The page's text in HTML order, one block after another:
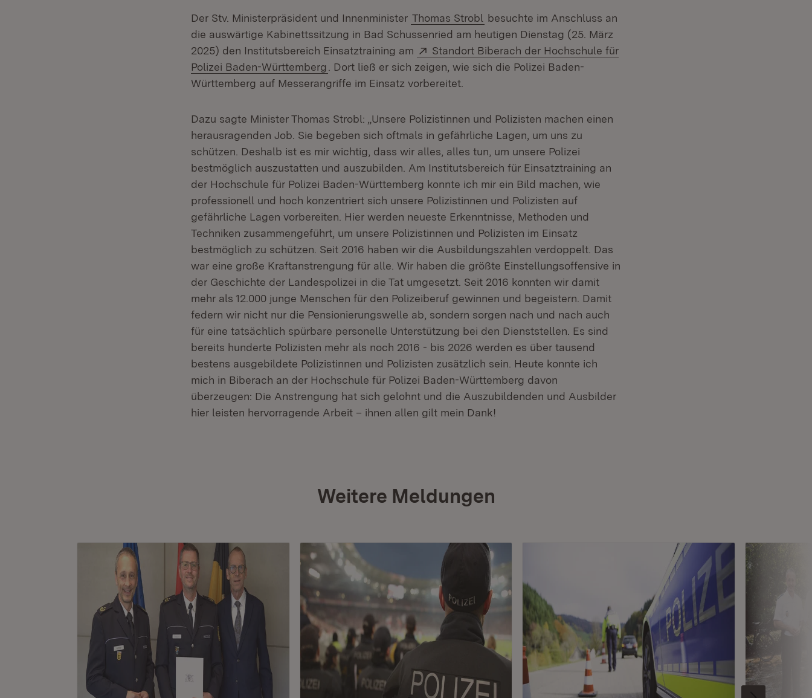
Der Stv. Ministerpräsident und Innenminister Thomas Strobl besuchte im Anschluss an
die auswärtige Kabinettssitzung in Bad Schussenried am heutigen Dienstag (25. März
2025) den Institutsbereich Einsatztraining am
Extern:
Standort Biberach der Hochschule für
Polizei Baden-Württemberg (Öffnet in neuem Fenster)
. Dort ließ er sich zeigen, wie sich die Polizei Baden-
Württemberg auf Messerangriffe im Einsatz vorbereitet.
Dazu sagte Minister Thomas Strobl: „Unsere Polizistinnen und Polizisten machen einen
herausragenden Job. Sie begeben sich oftmals in gefährliche Lagen, um uns zu
schützen. Deshalb ist es mir wichtig, dass wir alles, alles tun, um unsere Polizei
bestmöglich auszustatten und auszubilden. Am Institutsbereich für Einsatztraining an
der Hochschule für Polizei Baden-Württemberg konnte ich mir ein Bild machen, wie
professionell und hoch konzentriert sich unsere Polizistinnen und Polizisten auf
gefährliche Lagen vorbereiten. Hier werden neueste Erkenntnisse, Methoden und
Techniken zusammengeführt, um unsere Polizistinnen und Polizisten im Einsatz
bestmöglich zu schützen. Seit 2016 haben wir die Ausbildungszahlen verdoppelt. Das
war eine große Kraftanstrengung für alle. Wir haben die größte Einstellungsoffensive in
der Geschichte der Landespolizei in die Tat umgesetzt. Seit 2016 konnten wir damit
mehr als 12.000 junge Menschen für den Polizeiberuf gewinnen und begeistern. Damit
federn wir nicht nur die Pensionierungswelle ab, sondern sorgen nach und nach auch
für eine tatsächlich spürbare personelle Unterstützung bei den Dienststellen. Es sind
bereits hunderte Polizisten mehr als noch 2016 - bis 2026 werden es über tausend
bestens ausgebildete Polizistinnen und Polizisten zusätzlich sein. Heute konnte ich
mich in Biberach an der Hochschule für Polizei Baden-Württemberg davon
überzeugen: Die Anstrengung hat sich gelohnt und die Auszubildenden und Ausbilder
hier leisten hervorragende Arbeit – ihnen allen gilt mein Dank!
Weitere Meldungen